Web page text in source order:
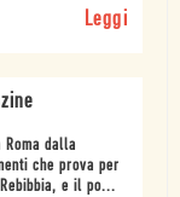
Leggi
Roma dalla
che prova per
e il po...